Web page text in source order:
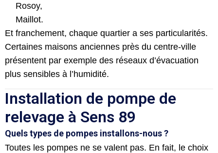
Rosoy,
Maillot.
Et franchement, chaque quartier a ses particularités.
Certaines maisons anciennes près du centre-ville
présentent par exemple des réseaux d’évacuation
plus sensibles à l’humidité.
Installation de pompe de
relevage à Sens 89
Quels types de pompes installons-nous ?
Toutes les pompes ne se valent pas. En fait, le choix